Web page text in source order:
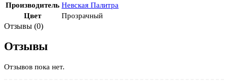
Производитель Невская Палитра
Цвет
Прозрачный
Отзывы (0)
Отзывы
Отзывов пока нет.